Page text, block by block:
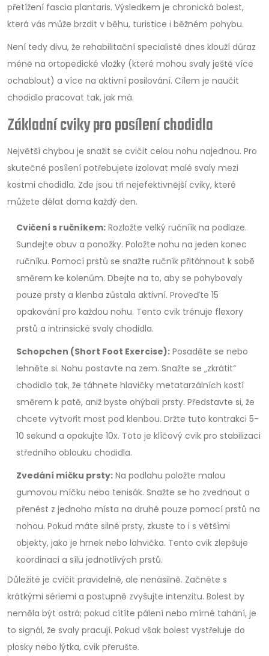
přetížení fascia plantaris. Výsledkem je chronická bolest,
která vás může brzdit v běhu, turistice i běžném pohybu.
Není tedy divu, že rehabilitační specialisté dnes klouží důraz
méně na ortopedické vložky (které mohou svaly ještě více
ochablout) a více na aktivní posilování. Cílem je naučit
chodidlo pracovat tak, jak má.
Základní cviky pro posílení chodidla
Největší chybou je snažit se cvičit celou nohu najednou. Pro
skutečné posílení potřebujete izolovat malé svaly mezi
kostmi chodidla. Zde jsou tři nejefektivnější cviky, které
můžete dělat doma každý den.
Cvičení s ručníkem: Rozložte velký ručníík na podlaze.
Sundejte obuv a ponožky. Položte nohu na jeden konec
ručníku. Pomocí prstů se snažte ručník přitáhnout k sobě
směrem ke kolenům. Dbejte na to, aby se pohybovaly
pouze prsty a klenba zůstala aktivní. Proveďte 15
opakování pro každou nohu. Tento cvik trénuje flexory
prstů a intrinsické svaly chodidla.
Schopchen (Short Foot Exercise): Posaděte se nebo
lehněte si. Nohu postavte na zem. Snažte se „zkrátit“
chodidlo tak, že táhnete hlavičky metatarzálních kostí
směrem k patě, aniž byste ohýbali prsty. Představte si, že
chcete vytvořit most pod klenbou. Držte tuto kontrakci 5-
10 sekund a opakujte 10x. Toto je klíčový cvik pro stabilizaci
středního oblouku chodidla.
Zvedání míčku prsty: Na podlahu položte malou
gumovou míčku nebo tenisák. Snažte se ho zvednout a
přenést z jednoho místa na druhé pouze pomocí prstů na
nohou. Pokud máte silné prsty, zkuste to i s většími
objekty, jako je hrnek nebo lahvička. Tento cvik zlepšuje
koordinaci a sílu jednotlivých prstů.
Důležité je cvičit pravidelně, ale nenásilně. Začněte s
krátkými sériemi a postupně zvyšujte intenzitu. Bolest by
neměla být ostrá; pokud cítíte pálení nebo mírné tahání, je
to signál, že svaly pracují. Pokud však bolest vystřeluje do
plosky nebo lýtka, cvik přerušte.